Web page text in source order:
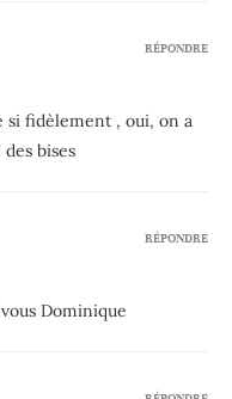
si fidèlement , oui, on a
bises
RÉPONDRE
Dominique
RÉPONDRE